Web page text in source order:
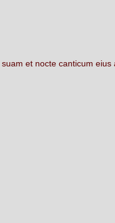
suam et nocte canticum eius